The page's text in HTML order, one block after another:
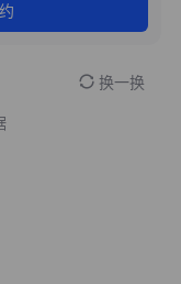
换一换